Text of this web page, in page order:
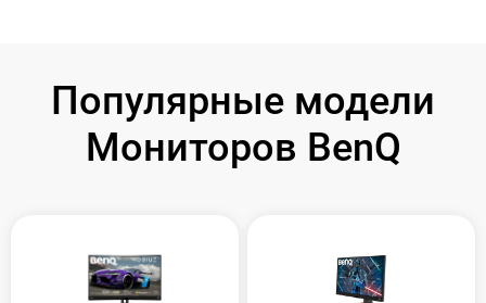
Популярные модели
Мониторов BenQ